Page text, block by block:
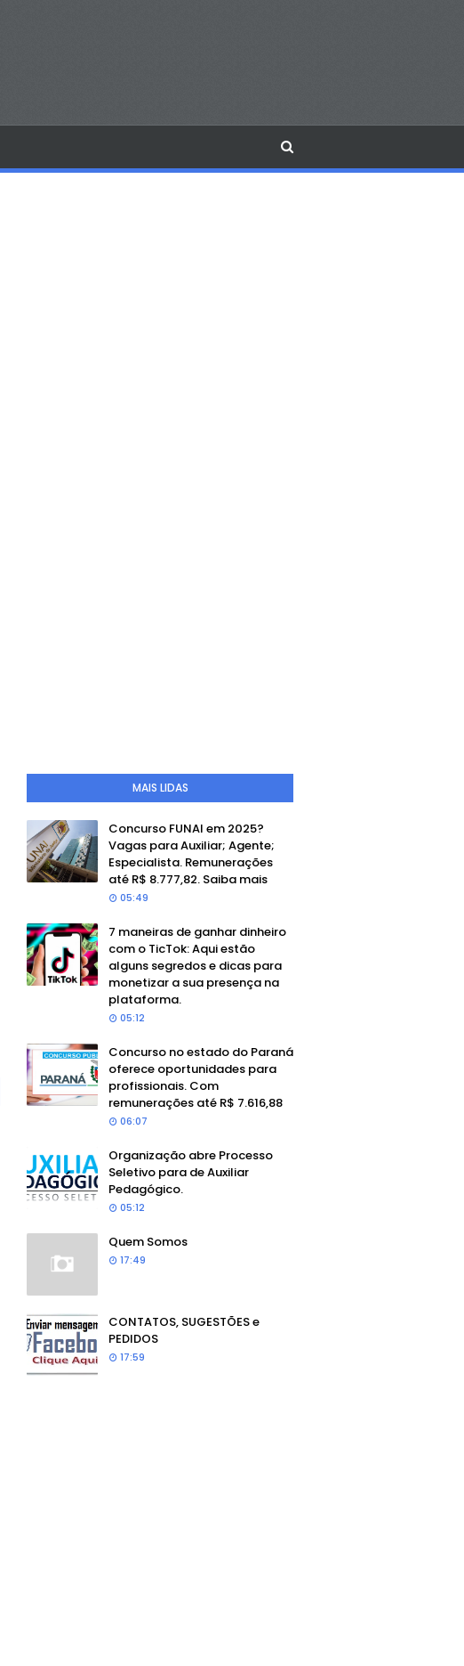
MAIS LIDAS
Concurso FUNAI em 2025?
Vagas para Auxiliar; Agente;
Especialista. Remunerações
até R$ 8.777,82. Saiba mais
05:49
7 maneiras de ganhar dinheiro
com o TicTok: Aqui estão
alguns segredos e dicas para
monetizar a sua presença na
plataforma.
05:12
Concurso no estado do Paraná
oferece oportunidades para
profissionais. Com
remunerações até R$ 7.616,88
06:07
Organização abre Processo
Seletivo para de Auxiliar
Pedagógico.
05:12
Quem Somos
17:49
CONTATOS, SUGESTÕES e
PEDIDOS
17:59